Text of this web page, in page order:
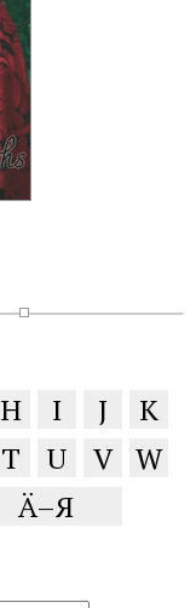
H I J
K
T U V W
Ä–Я